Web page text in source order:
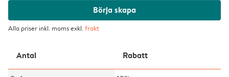
Börja skapa
Alla priser inkl. moms exkl.frakt
Antal Rabatt